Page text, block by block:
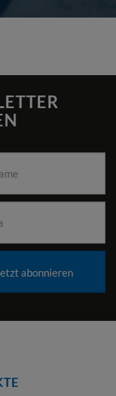
abonnieren